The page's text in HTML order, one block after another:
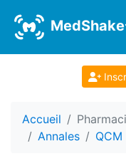
MedShake
Accueil
Annales
QCM